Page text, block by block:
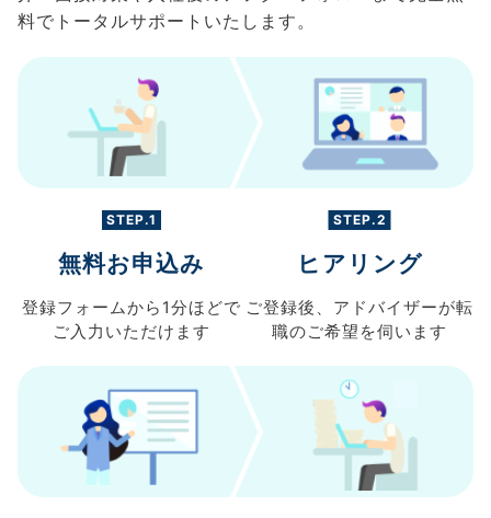
料でトータルサポートいたします。
STEP.1
無料お申込み
登録フォームから 1分ほどで
ご入力 いただけます
STEP.2
ヒアリング
ご登録後、 アドバイザーが転
職のご希望を伺います